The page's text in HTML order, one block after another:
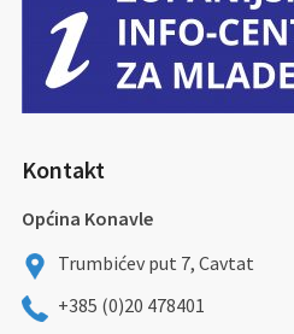
Kontakt
Općina Konavle
Trumbićev put 7, Cavtat
+385 (0)20 478401